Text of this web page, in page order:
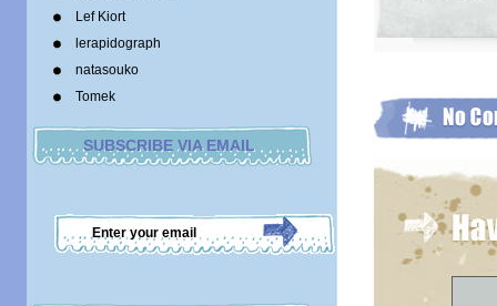
Lef Kiort
lerapidograph
natasouko
Tomek
SUBSCRIBE VIA EMAIL